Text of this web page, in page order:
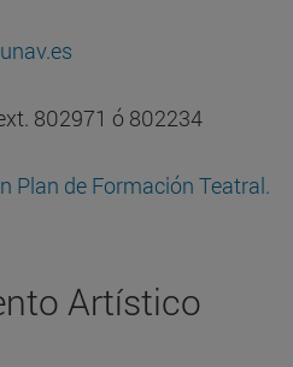
802971 ó 802234
Plan de Formación Teatral.
Artístico